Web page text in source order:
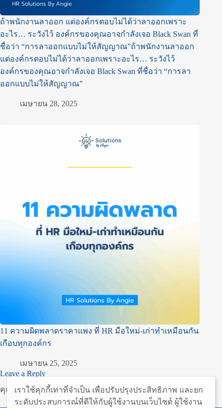
ถ้าพนักงานลาออก แต่องค์กรตอบไม่ได้ว่าลาออกเพราะ
อะไร… ระวังไว้ องค์กรของคุณอาจกำลังเจอ Black Swan ที่
ชื่อว่า “การลาออกแบบไม่ให้สัญญาณ”ถ้าพนักงานลาออก
แต่องค์กรตอบไม่ได้ว่าลาออกเพราะอะไร… ระวังไว้
องค์กรของคุณอาจกำลังเจอ Black Swan ที่ชื่อว่า “การลา
ออกแบบไม่ให้สัญญาณ”
เมษายน 28, 2025
11 ความผิดพลาดราคาแพง ที่ HR มือใหม่-เก่าทำเหมือนกัน
เกือบทุกองค์กร
เมษายน 25, 2025
Leave a Reply
คุณต้องเข้าสู่ระบบเพื่อจะพิมพ์ความเห็น
เราใช้คุกกี้เท่าที่จําเป็น เพื่อปรับปรุงประสิทธิภาพ และยก
ระดับประสบการณ์ที่ดีให้กับผู้ใช้งานบนเว็บไซต์ ผู้ใช้งาน